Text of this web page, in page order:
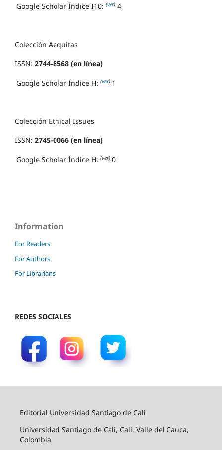
Google Scholar Índice I10: (ver) 4
Colección Aequitas
ISSN: 2744-8568 (en línea)
Google Scholar Índice H: (ver) 1
Colección Ethical Issues
ISSN: 2745-0066 (en línea)
Google Scholar Índice H: (ver) 0
Information
For Readers
For Authors
For Librarians
REDES SOCIALES
Editorial Universidad Santiago de Cali
Universidad Santiago de Cali, Cali, Valle del Cauca,
Colombia